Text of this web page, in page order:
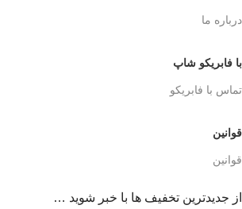
درباره ما
با فابریکو شاپ
تماس با فابریکو
قوانین
قوانین
از جدیدترین تخفیف ها با خبر شوید …